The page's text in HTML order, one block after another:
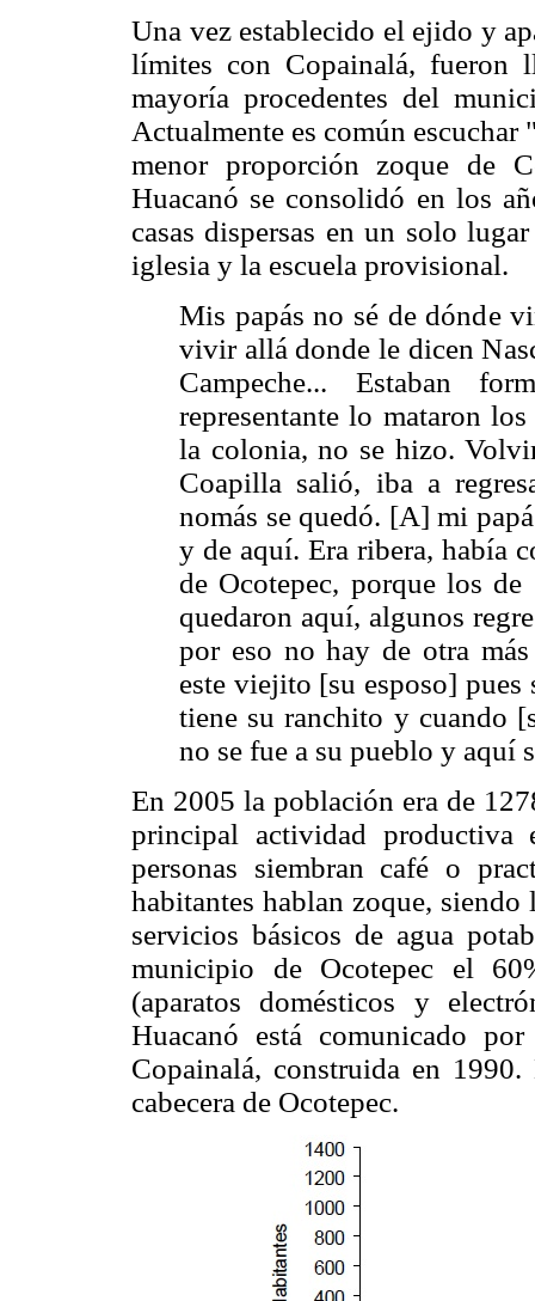
Una vez establecido el ejido y
límites con Copainalá, fueron
mayoría procedentes del
Actualmente es común
menor proporción zoque de
Huacanó se consolidó en los
casas dispersas en un solo
iglesia y la escuela provisional.
Mis papás no sé de dónde
vivir allá donde le dicen
Campeche... Estaban
representante lo mataron
la colonia, no se hizo.
Coapilla salió, iba a
nomás se quedó. [A] mi
y de aquí. Era ribera, había
de Ocotepec, porque los
quedaron aquí, algunos
por eso no hay de otra
este viejito [su esposo]
tiene su ranchito y cuando
no se fue a su pueblo y aquí
En 2005 la población era de
principal actividad
personas siembran café o
habitantes hablan zoque,
servicios básicos de agua
municipio de Ocotepec el
(aparatos domésticos y
Huacanó está comunicado
Copainalá, construida en
cabecera de Ocotepec.